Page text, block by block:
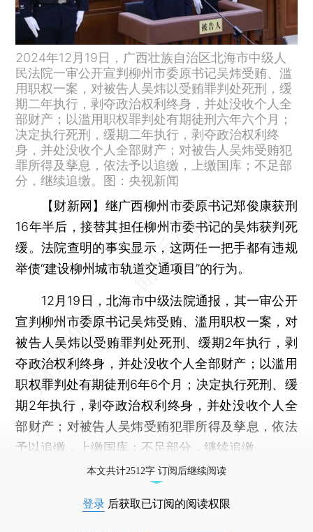
2024年12月19日，广西壮族自治区北海市中级人
民法院一审公开宣判柳州市委原书记吴炜受贿、滥
用职权一案，对被告人吴炜以受贿罪判处死刑，缓
期二年执行，剥夺政治权利终身，并处没收个人全
部财产；以滥用职权罪判处有期徒刑六年六个月；
决定执行死刑，缓期二年执行，剥夺政治权利终
身，并处没收个人全部财产；对被告人吴炜受贿犯
罪所得及孳息，依法予以追缴，上缴国库；不足部
分，继续追缴。图：央视新闻
【财新网】 继广西柳州市委原书记郑俊康获刑
16年半后，接替其担任柳州市委书记的吴炜获判死
缓。法院查明的事实显示，这两任一把手都有违规
举债“建设柳州城市轨道交通项目”的行为。
12月19日，北海市中级法院通报，其一审公开
宣判柳州市委原书记吴炜受贿、滥用职权一案，对
被告人吴炜以受贿罪判处死刑、缓期2年执行，剥
夺政治权利终身，并处没收个人全部财产；以滥用
职权罪判处有期徒刑6年6个月；决定执行死刑、缓
期2年执行，剥夺政治权利终身，并处没收个人全
部财产；对被告人吴炜受贿犯罪所得及孳息，依法
予以追缴，上缴国库；不足部分，继续追缴。
本文共计2512字 订阅后继续阅读
登录 后获取已订阅的阅读权限